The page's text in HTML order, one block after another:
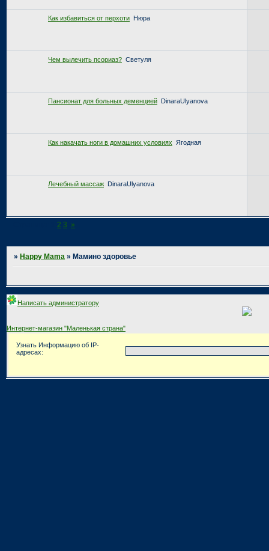
Как избавиться от перхоти Нюра
Чем вылечить псориаз? Светуля
Пансионат для больных деменцией DinaraUlyanova
Как накачать ноги в домашних условиях Ягодная
Лечебный массаж DinaraUlyanova
2 3 »
» Happy Mama » Мамино здоровье
Написать администратору
Интернет-магазин "Маленькая страна"
Узнать Информацию об IP-
адресах: